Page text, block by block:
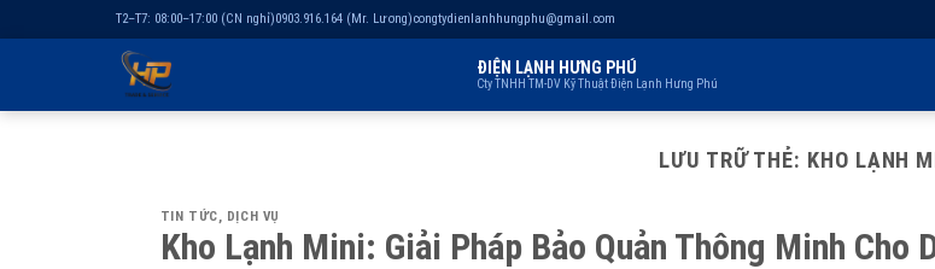
T2–T7: 08:00–17:00 (CN nghỉ)0903.916.164 (Mr. Lương)congtydienlanhhungphu@gmail.com
ĐIỆN LẠNH HƯNG PHÚ
Cty TNHH TM-DV Kỹ Thuật Điện Lạnh Hưng Phú
LƯU TRỮ THẺ: KHO LẠNH
TIN TỨC, DỊCH VỤ
Kho Lạnh Mini: Giải Pháp Bảo Quản Thông Minh Cho